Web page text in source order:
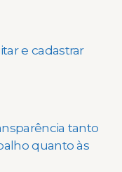
e cadastrar
tanto
quanto às